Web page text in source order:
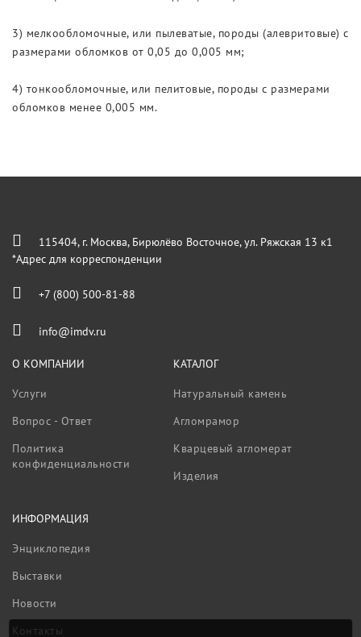
3) мелкообломочные, или пылеватые, породы (алевритовые) с
размерами обломков от 0,05 до 0,005 мм;
4) тонкообломочные, или пелитовые, породы с размерами
обломков менее 0,005 мм.
115404, г. Москва, Бирюлёво Восточное, ул. Ряжская 13 к1
*Адрес для корреспонденции
+7 (800) 500-81-88
info@imdv.ru
О КОМПАНИИ
Услуги
Вопрос - Ответ
Политика
конфиденциальности
КАТАЛОГ
Натуральный камень
Агломрамор
Кварцевый агломерат
Изделия
ИНФОРМАЦИЯ
Энциклопедия
Выставки
Новости
Контакты